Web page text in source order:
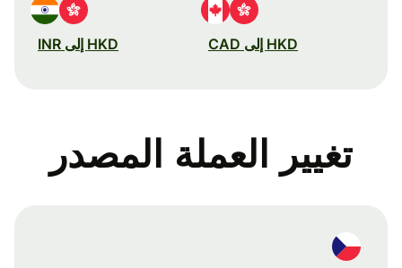
HKD إلى CAD HKD إلى INR
تغيير العملة المصدر